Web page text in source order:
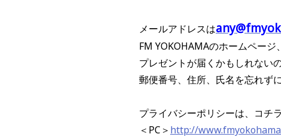
メールアドレスは
FM YOKOHAMAのホームページ
プレゼントが届くかもしれないの
郵便番号、住所、氏名を忘れず
プライバシーポリシーは、コチ
＜PC＞ http://